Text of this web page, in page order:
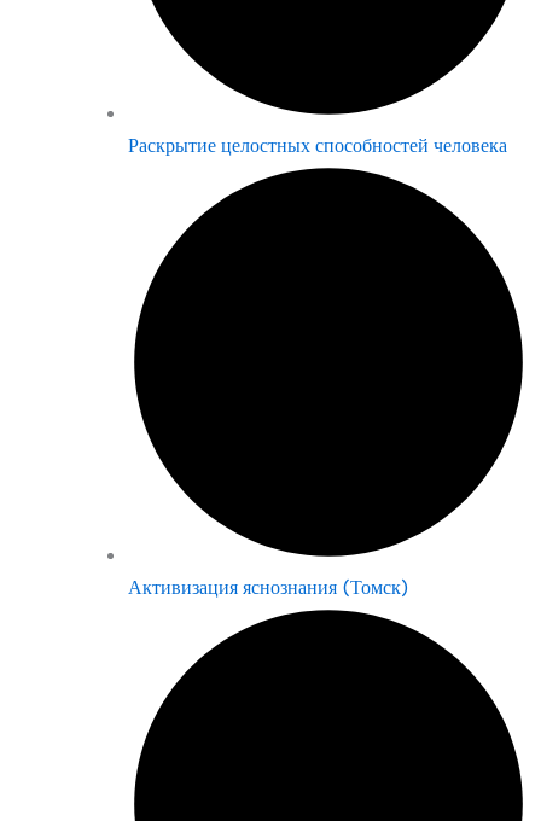
Раскрытие целостных способностей человека
Активизация яснознания (Томск)